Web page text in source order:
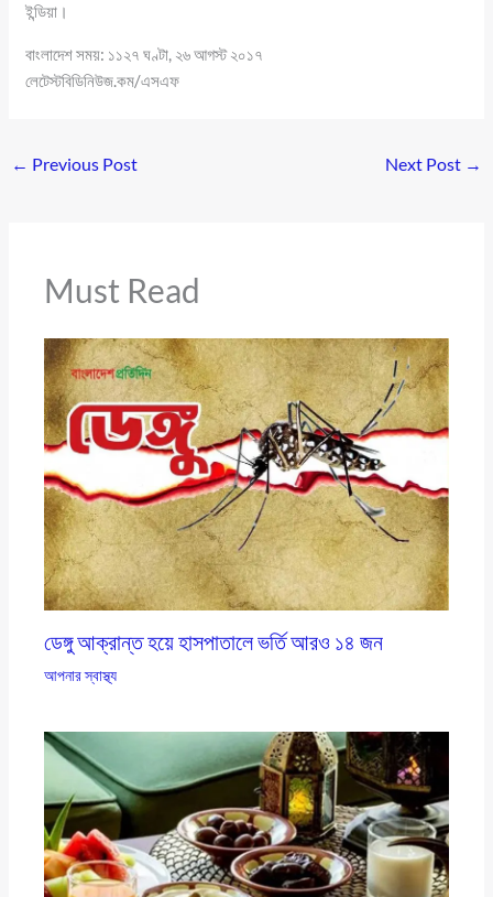
ইন্ডিয়া।
বাংলাদেশ সময়: ১১২৭ ঘণ্টা, ২৬ আগস্ট ২০১৭
লেটেস্টবিডিনিউজ.কম/এসএফ
← Previous Post Next Post →
Must Read
ডেঙ্গু আক্রান্ত হয়ে হাসপাতালে ভর্তি আরও ১৪ জন
আপনার স্বাস্থ্য